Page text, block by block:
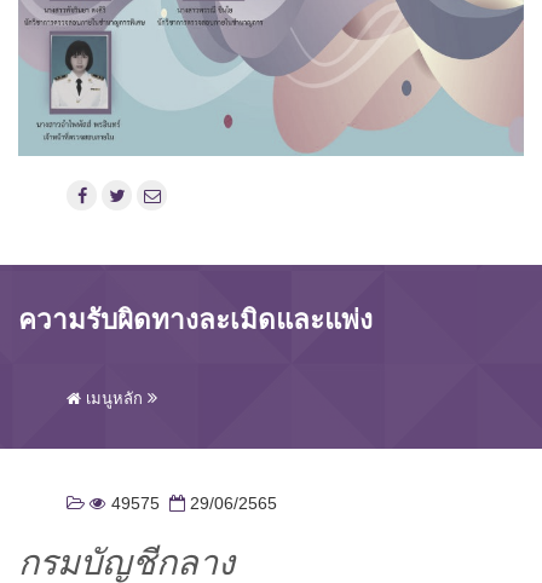
ความรับผิดทางละเมิดและแพ่ง
เมนูหลัก
49575 29/06/2565
กรมบัญชีกลาง